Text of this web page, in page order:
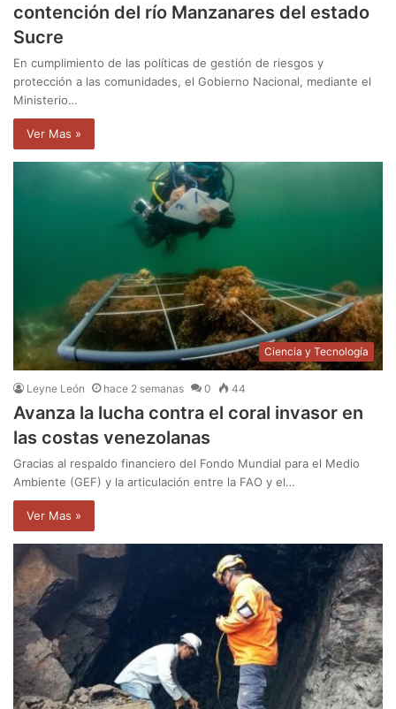
contención del río Manzanares del estado
Sucre
En cumplimiento de las políticas de gestión de riesgos y
protección a las comunidades, el Gobierno Nacional, mediante el
Ministerio…
Ver Mas »
Ciencia y Tecnología
Leyne León hace 2 semanas 0 44
Avanza la lucha contra el coral invasor en
las costas venezolanas
Gracias al respaldo financiero del Fondo Mundial para el Medio
Ambiente (GEF) y la articulación entre la FAO y el…
Ver Mas »